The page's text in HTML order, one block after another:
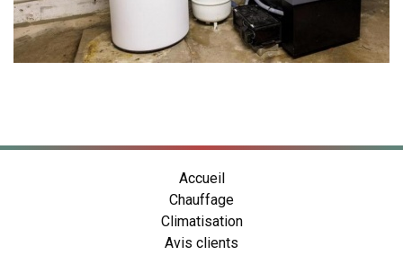
Accueil
Chauffage
Climatisation
Avis clients